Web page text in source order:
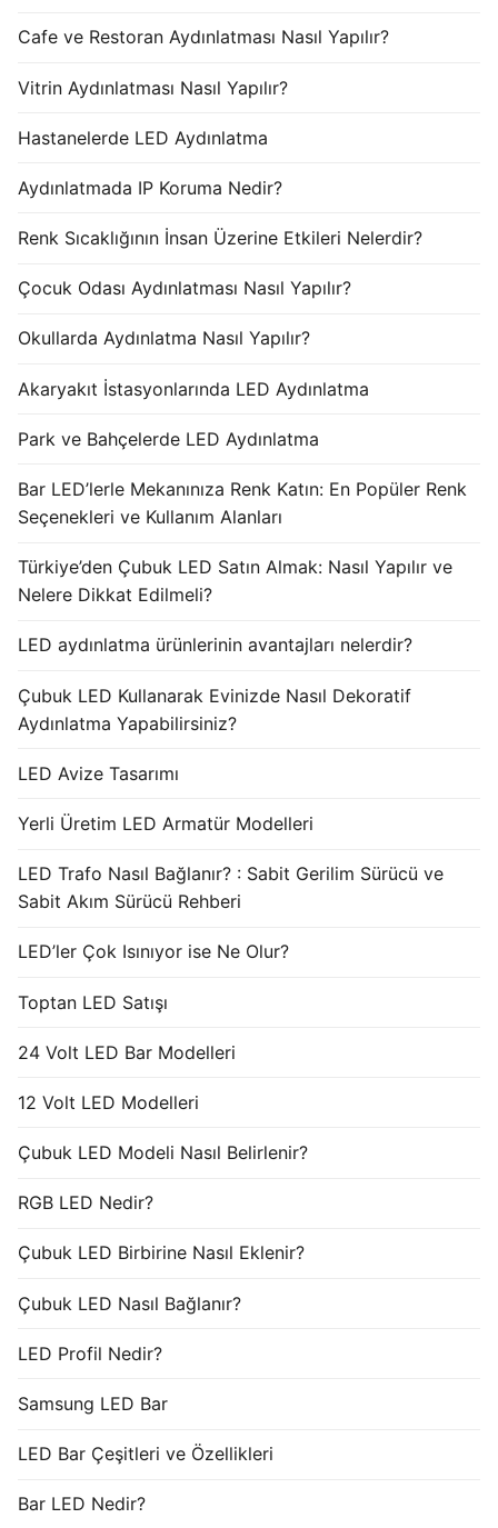
Cafe ve Restoran Aydınlatması Nasıl Yapılır?
Vitrin Aydınlatması Nasıl Yapılır?
Hastanelerde LED Aydınlatma
Aydınlatmada IP Koruma Nedir?
Renk Sıcaklığının İnsan Üzerine Etkileri Nelerdir?
Çocuk Odası Aydınlatması Nasıl Yapılır?
Okullarda Aydınlatma Nasıl Yapılır?
Akaryakıt İstasyonlarında LED Aydınlatma
Park ve Bahçelerde LED Aydınlatma
Bar LED’lerle Mekanınıza Renk Katın: En Popüler Renk
Seçenekleri ve Kullanım Alanları
Türkiye’den Çubuk LED Satın Almak: Nasıl Yapılır ve
Nelere Dikkat Edilmeli?
LED aydınlatma ürünlerinin avantajları nelerdir?
Çubuk LED Kullanarak Evinizde Nasıl Dekoratif
Aydınlatma Yapabilirsiniz?
LED Avize Tasarımı
Yerli Üretim LED Armatür Modelleri
LED Trafo Nasıl Bağlanır? : Sabit Gerilim Sürücü ve
Sabit Akım Sürücü Rehberi
LED’ler Çok Isınıyor ise Ne Olur?
Toptan LED Satışı
24 Volt LED Bar Modelleri
12 Volt LED Modelleri
Çubuk LED Modeli Nasıl Belirlenir?
RGB LED Nedir?
Çubuk LED Birbirine Nasıl Eklenir?
Çubuk LED Nasıl Bağlanır?
LED Profil Nedir?
Samsung LED Bar
LED Bar Çeşitleri ve Özellikleri
Bar LED Nedir?